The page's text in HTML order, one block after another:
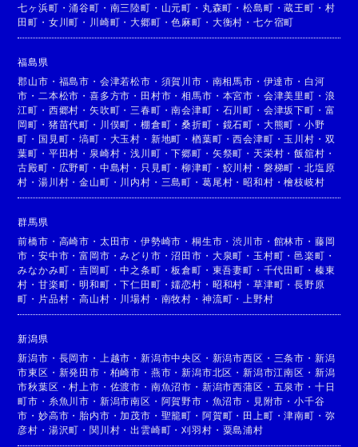
七ヶ浜町 ・涌谷町 ・ 南三陸町 ・ 山元町 ・ 丸森町 ・松島町 ・蔵王町 ・ 村
田町 ・ 女川町 ・ 川崎町 ・大郷町 ・色麻町 ・ 大衡村 ・ 七ケ宿町
福島県
郡山市 ・ 福島市 ・ 会津若松市 ・ 須賀川市 ・ 南相馬市 ・ 伊達市 ・ 白河
市 ・ 二本松市 ・喜多方市 ・ 田村市 ・相馬市 ・ 本宮市 ・ 会津美里町 ・ 浪
江町 ・ 西郷村 ・矢吹町 ・ 三春町 ・南会津町 ・ 石川町 ・ 会津坂下町 ・ 富
岡町 ・ 猪苗代町 ・ 川俣町 ・棚倉町 ・桑折町 ・ 鏡石町 ・ 大熊町 ・ 小野
町 ・ 国見町 ・塙町 ・ 大玉村 ・ 新地町 ・楢葉町 ・西会津町 ・ 玉川村 ・ 双
葉町 ・ 平田村 ・ 泉崎村 ・浅川町 ・下郷町 ・ 矢祭町 ・ 天栄村 ・飯舘村 ・
古殿町 ・ 広野町 ・ 中島村 ・ 只見町 ・柳津町 ・ 鮫川村 ・ 磐梯町 ・ 北塩原
村 ・湯川村 ・金山町 ・ 川内村 ・ 三島町 ・ 葛尾村 ・昭和村 ・檜枝岐村
群馬県
前橋市 ・ 高崎市 ・ 太田市 ・伊勢崎市 ・桐生市 ・渋川市 ・ 館林市 ・ 藤岡
市 ・安中市 ・富岡市 ・みどり市 ・沼田市 ・ 大泉町 ・ 玉村町 ・邑楽町 ・
みなかみ町 ・吉岡町 ・中之条町 ・板倉町 ・ 東吾妻町 ・ 千代田町 ・ 榛東
村 ・甘楽町 ・明和町 ・下仁田町 ・嬬恋村 ・ 昭和村 ・ 草津町 ・長野原
町 ・ 片品村 ・高山村 ・ 川場村 ・ 南牧村 ・ 神流町 ・ 上野村
新潟県
新潟市 ・ 長岡市 ・ 上越市 ・新潟市中央区 ・ 新潟市西区 ・ 三条市 ・ 新潟
市東区 ・ 新発田市 ・ 柏崎市 ・ 燕市 ・新潟市北区 ・新潟市江南区 ・ 新潟
市秋葉区 ・村上市 ・ 佐渡市 ・ 南魚沼市 ・ 新潟市西蒲区 ・ 五泉市 ・ 十日
町市 ・ 糸魚川市 ・ 新潟市南区 ・ 阿賀野市 ・ 魚沼市 ・ 見附市 ・小千谷
市 ・妙高市 ・ 胎内市 ・加茂市 ・ 聖籠町 ・ 阿賀町 ・ 田上町 ・津南町 ・ 弥
彦村 ・ 湯沢町 ・関川村 ・出雲崎町 ・刈羽村 ・ 粟島浦村